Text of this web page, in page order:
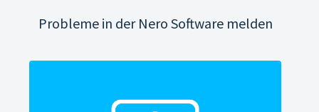
Probleme in der Nero Software melden